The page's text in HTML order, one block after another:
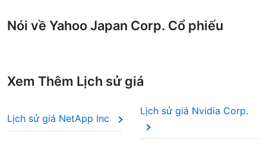
Nói về Yahoo Japan Corp. Cổ phiếu
Xem Thêm Lịch sử giá
Lịch sử giá NetApp Inc
Lịch sử giá Nvidia Corp.